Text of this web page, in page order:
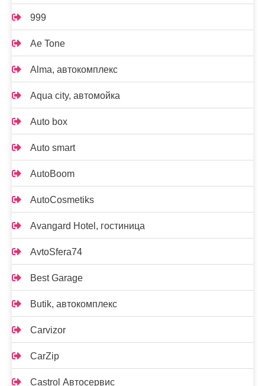
999
Ae Tone
Alma, автокомплекс
Aqua city, автомойка
Auto box
Auto smart
AutoBoom
AutoCosmetiks
Avangard Hotel, гостиница
AvtoSfera74
Best Garage
Butik, автокомплекс
Carvizor
CarZip
Castrol Автосервис